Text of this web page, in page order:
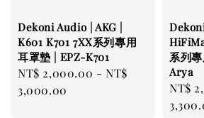
Dekoni Audio | AKG |
K601 K701 7XX系列專用
耳罩墊 | EPZ-K701
Regular
price
NT$ 2,000.00 -NT$
3,000.00
系列
Arya
price
NT$